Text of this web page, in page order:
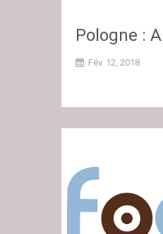
Pologne :
Fév. 12, 2018